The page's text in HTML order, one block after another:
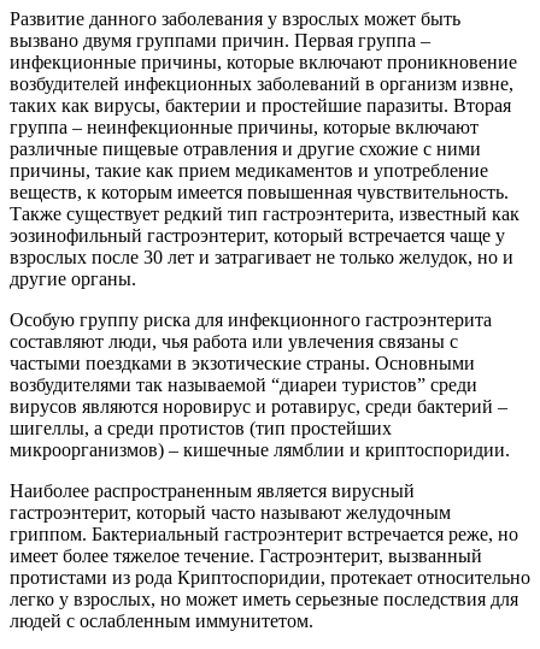
Развитие данного заболевания у взрослых может быть
вызвано двумя группами причин. Первая группа –
инфекционные причины, которые включают проникновение
возбудителей инфекционных заболеваний в организм извне,
таких как вирусы, бактерии и простейшие паразиты. Вторая
группа – неинфекционные причины, которые включают
различные пищевые отравления и другие схожие с ними
причины, такие как прием медикаментов и употребление
веществ, к которым имеется повышенная чувствительность.
Также существует редкий тип гастроэнтерита, известный как
эозинофильный гастроэнтерит, который встречается чаще у
взрослых после 30 лет и затрагивает не только желудок, но и
другие органы.
Особую группу риска для инфекционного гастроэнтерита
составляют люди, чья работа или увлечения связаны с
частыми поездками в экзотические страны. Основными
возбудителями так называемой “диареи туристов” среди
вирусов являются норовирус и ротавирус, среди бактерий –
шигеллы, а среди протистов (тип простейших
микроорганизмов) – кишечные лямблии и криптоспоридии.
Наиболее распространенным является вирусный
гастроэнтерит, который часто называют желудочным
гриппом. Бактериальный гастроэнтерит встречается реже, но
имеет более тяжелое течение. Гастроэнтерит, вызванный
протистами из рода Криптоспоридии, протекает относительно
легко у взрослых, но может иметь серьезные последствия для
людей с ослабленным иммунитетом.